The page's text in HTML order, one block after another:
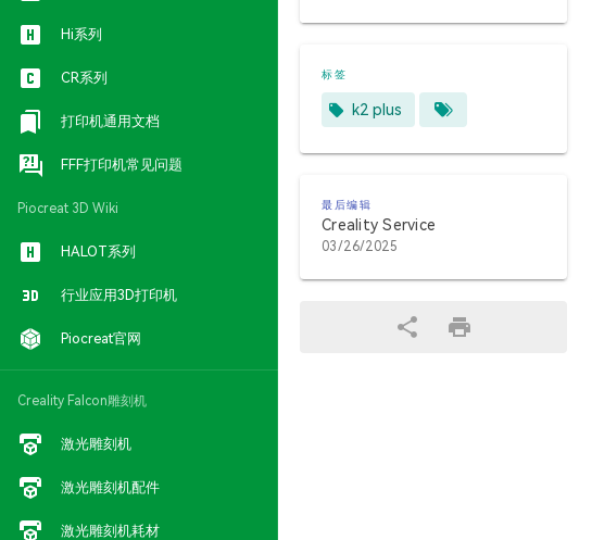
Hi系列
CR系列
打印机通用文档
FFF打印机常见问题
Piocreat 3D Wiki
HALOT系列
行业应用3D打印机
Piocreat官网
Creality Falcon雕刻机
激光雕刻机
激光雕刻机配件
激光雕刻机耗材
标签
k2 plus
最后编辑
Creality Service
03/26/2025